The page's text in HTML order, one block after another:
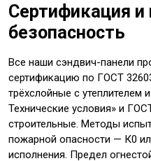
Сертификация
безопасность
Все наши сэндвич-панели
сертификацию по ГОСТ
трёхслойные с утеплителем
Технические условия» и
строительные. Методы
пожарной опасности — К0
исполнения. Предел